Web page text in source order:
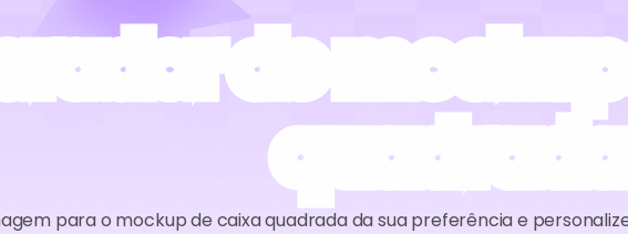
de
para o mockup de caixa quadrada da sua preferência e